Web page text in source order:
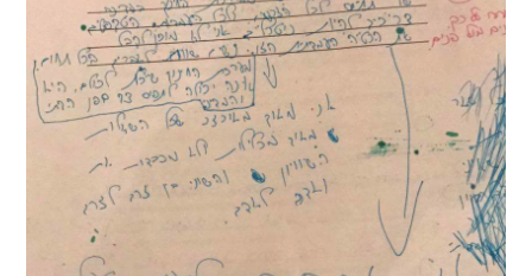
כתבו לנו
הקו החם
הצטרפות והתנדבות
הרשמה לעדכונים
הפורום החילוני
בפייסבוק